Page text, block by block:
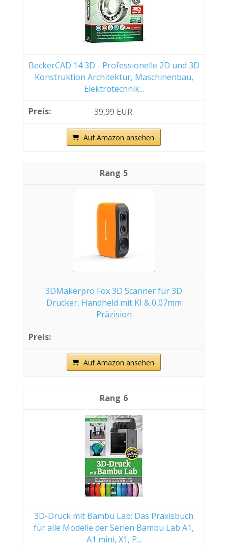
BeckerCAD 14 3D - Professionelle 2D und 3D
Konstruktion Architektur, Maschinenbau,
Elektrotechnik...
39,99 EUR
Auf Amazon ansehen
5
3DMakerpro Fox 3D Scanner für 3D
Drucker, Handheld mit KI & 0,07mm
Präzision
Auf Amazon ansehen
6
3D-Druck mit Bambu Lab: Das Praxisbuch
für alle Modelle der Serien Bambu Lab A1,
A1 mini, X1, P...